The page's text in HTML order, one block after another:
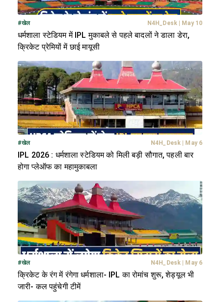
#खेल N4H_Desk| May 10
धर्मशाला स्टेडियम में IPL मुकाबले से पहले बादलों ने डाला डेरा,
क्रिकेट प्रेमियों में छाई मायूसी
#खेल N4H_Desk | May 6
IPL 2026 : धर्मशाला स्टेडियम को मिली बड़ी सौगात, पहली बार
होगा प्लेऑफ का महामुकाबला
#खेल N4H_Desk | May 6
क्रिकेट के रंग में रंगेगा धर्मशाला- IPL का रोमांच शुरू, शेड्यूल भी
जारी- कल पहुंचेगी टीमें